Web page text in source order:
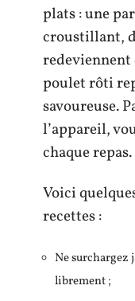
plats : une
croustillant,
redeviennent
poulet rôti
savoureuse.
l’appareil,
chaque repas.
Voici
recettes :
Ne surchargez
librement ;